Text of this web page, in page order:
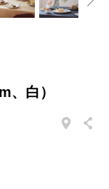
、白）